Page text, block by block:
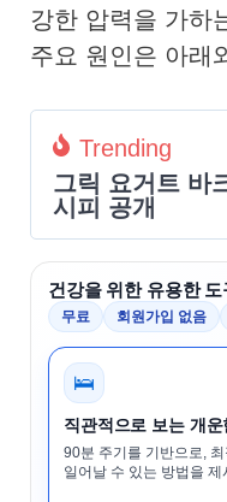
강한 압력을 가하
주요 원인은 아래
Trending
그릭 요거트 바
시피 공개
건강을 위한 유용한 도
무료 회원가입 없음
🛌
직관적으로 보는 개운
90분 주기를 기반으로,
일어날 수 있는 방법을 제